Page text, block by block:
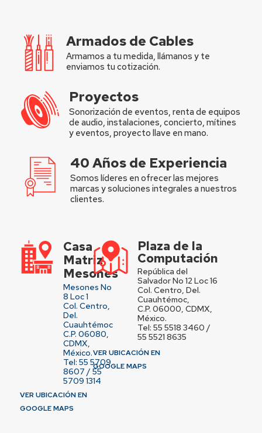
Armados de Cables
Armamos a tu medida, llámanos y te
enviamos tu cotización.
Proyectos
Sonorización de eventos, renta de equipos
de audio, instalaciones, concierto, mítines
y eventos, proyecto llave en mano.
40 Años de Experiencia
Somos líderes en ofrecer las mejores
marcas y soluciones integrales a nuestros
clientes.
Casa
Matriz
Mesones
Mesones No
8 Loc 1
Col. Centro,
Del.
Cuauhtémoc
C.P. 06080,
CDMX,
México.
Tel: 55 5709
8607 / 55
5709 1314
VER UBICACIÓN EN
GOOGLE MAPS
Plaza de la
Computación
República del
Salvador No 12 Loc 16
Col. Centro, Del.
Cuauhtémoc,
C.P. 06000, CDMX,
México.
Tel: 55 5518 3460 /
55 5521 8635
VER UBICACIÓN EN
GOOGLE MAPS